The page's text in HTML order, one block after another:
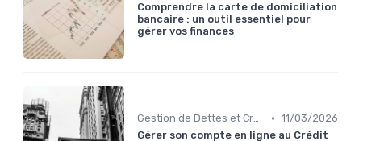
Comprendre la carte de domiciliation
bancaire : un outil essentiel pour
gérer vos finances
Gestion de Dettes et Crédits • 11/03/2026
Gérer son compte en ligne au Crédit